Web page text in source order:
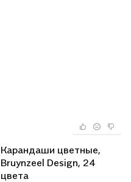
Карандаши цветные,
Bruynzeel Design, 24
цвета